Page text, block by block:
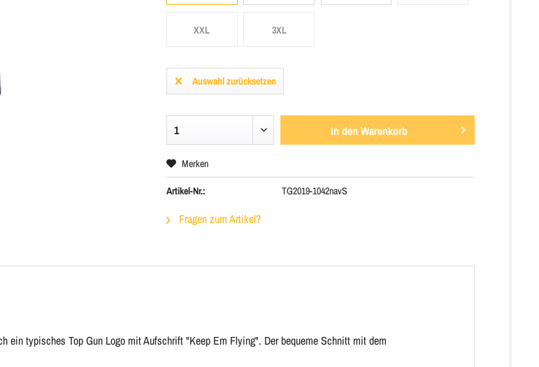
XXL 3XL
Auswahl zurücksetzen
In denWarenkorb
Merken
Artikel-Nr.: TG2019-1042navS
Fragen zum Artikel?
ein typisches Top Gun Logo mit Aufschrift "Keep Em Flying". Der bequeme Schnitt mit dem